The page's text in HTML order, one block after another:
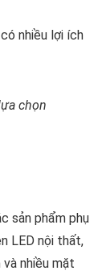
có nhiều lợi ích
chọn
sản phẩm phụ
LED nội thất,
nhiều mặt